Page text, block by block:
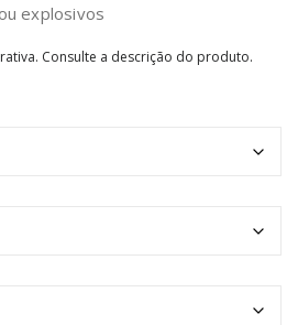
explosivos
Consulte a descrição do produto.